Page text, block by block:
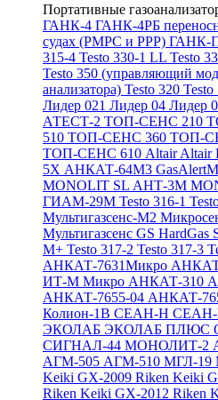
Портативные
ГАНК-4 ГАНК-4РБ
судах (РМРС и РРР) ГАНК-
315-4 Testo 330-1 LL Testo
Testo 350 (управляющий
анализатора) Testo 320 Testo
Лидер 021 Лидер 04 Лидер
АТЕСТ-2 ТОП-СЕНС 210
510 ТОП-СЕНС 360 ТОП-
ТОП-СЕНС 610 AltairAltair
5X АНКАТ-64М3
MONOLIT SL АНТ-3М
ГИАМ-29М Testo 316-1
Мультигазсенс-М2
Мультигазсенс GS HardGas
M+ Testo 317-2 Testo 317-3
АНКАТ-7631Микро
ИТ-М Микро АНКАТ-310
АНКАТ-7655-04 АНКАТ-
Колион-1В СЕАН-Н
ЭКОЛАБ ЭКОЛАБ ПЛЮС
СИГНАЛ-44 МОНОЛИТ-2
АГМ-505 АГМ-510 МГЛ-19
Keiki GX-2009 Riken Keiki
Riken Keiki GX-2012 Riken